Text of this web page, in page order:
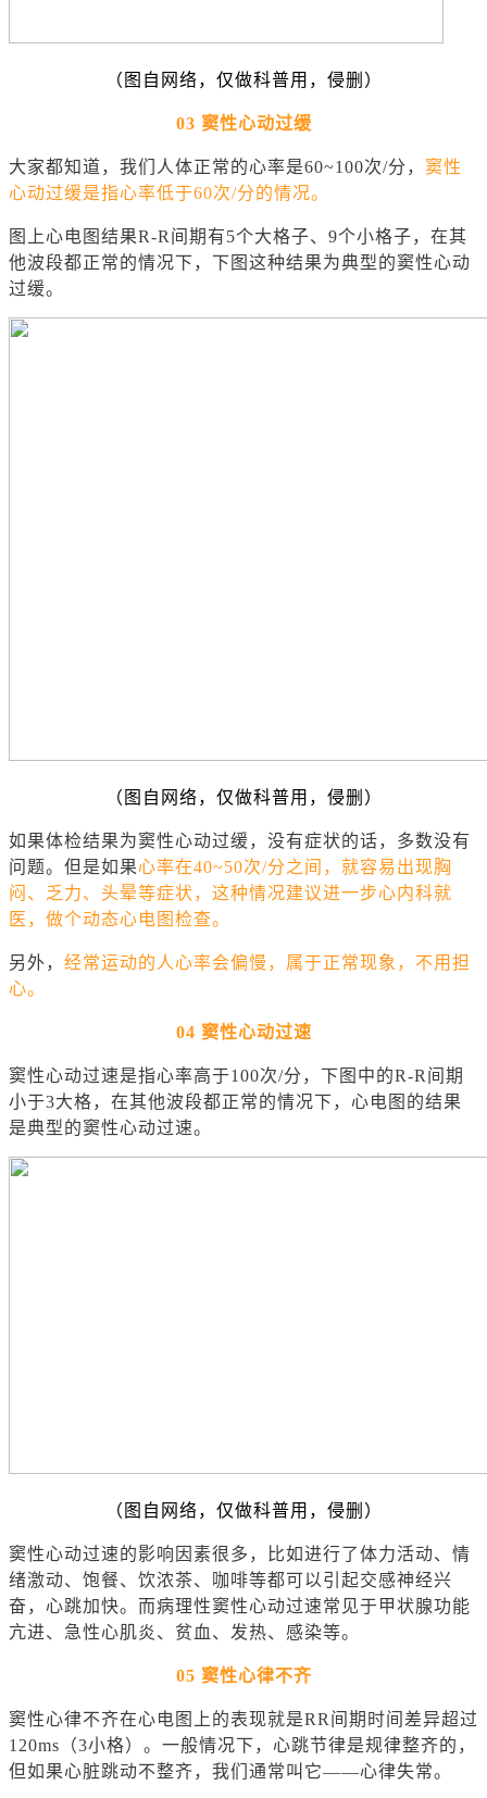
（图自网络，仅做科普用，侵删）
03 窦性心动过缓
大家都知道，我们人体正常的心率是60~100次/分， 窦性
心动过缓是指心率低于60次/分的情况。
图上心电图结果R-R间期有5个大格子、9个小格子，在其
他波段都正常的情况下，下图这种结果为典型的窦性心动
过缓。
（图自网络，仅做科普用，侵删）
如果体检结果为窦性心动过缓，没有症状的话，多数没有
问题。但是如果心率在40~50次/分之间，就容易出现胸
闷、乏力、头晕等症状，这种情况建议进一步心内科就
医，做个动态心电图检查。
另外， 经常运动的人心率会偏慢，属于正常现象，不用担
心。
04 窦性心动过速
窦性心动过速是指心率高于100次/分，下图中的R-R间期
小于3大格，在其他波段都正常的情况下，心电图的结果
是典型的窦性心动过速。
（图自网络，仅做科普用，侵删）
窦性心动过速的影响因素很多，比如进行了体力活动、情
绪激动、饱餐、饮浓茶、咖啡等都可以引起交感神经兴
奋，心跳加快。而病理性窦性心动过速常见于甲状腺功能
亢进、 急性心肌炎 、贫血、发热、感染等。
05 窦性心律不齐
窦性心律不齐在心电图上的表现就是RR间期时间差异超过
120ms（3小格）。一般情况下，心跳节律是规律整齐的，
但如果心脏跳动不整齐，我们通常叫它——心律失常。